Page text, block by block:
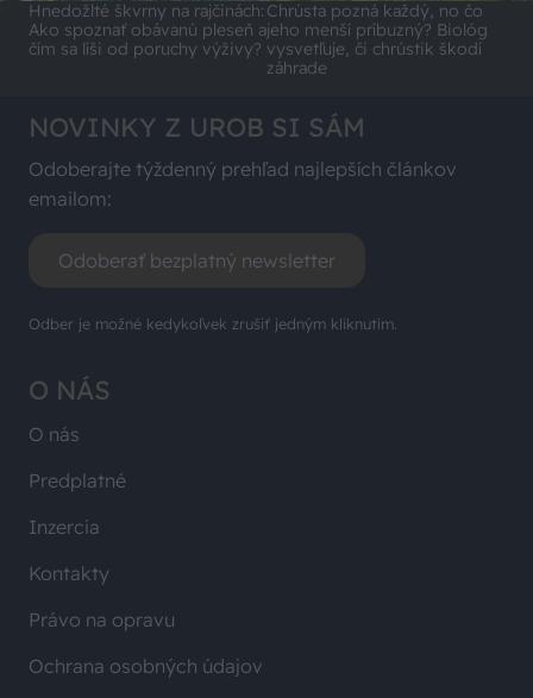
Hnedožlté škvrny na rajčinách:
Ako spoznať obávanú pleseň a
čím sa líši od poruchy výživy?
Chrústa pozná každý, no čo
jeho menší príbuzný? Biológ
vysvetľuje, či chrústik škodí
záhrade
O NÁS
O nás
Predplatné
Inzercia
Kontakty
Právo na opravu
Ochrana osobných údajov
NOVINKY Z UROB SI SÁM
Odoberajte týždenný prehľad najlepších článkov
emailom:
Odoberať bezplatný newsletter
Odber je možné kedykoľvek zrušiť jedným kliknutím.